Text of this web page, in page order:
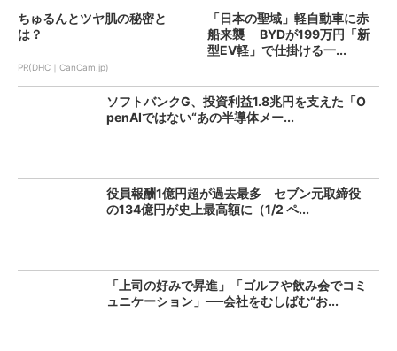
ちゅるんとツヤ肌の秘密と
は？
PR(DHC｜CanCam.jp)
「日本の聖域」軽自動車に赤
船来襲 BYDが199万円「新
型EV軽」で仕掛ける一...
ソフトバンクG、投資利益1.8兆円を支えた「O
penAIではない“あの半導体メー...
役員報酬1億円超が過去最多 セブン元取締役
の134億円が史上最高額に（1/2 ペ...
「上司の好みで昇進」「ゴルフや飲み会でコミ
ュニケーション」──会社をむしばむ“お...